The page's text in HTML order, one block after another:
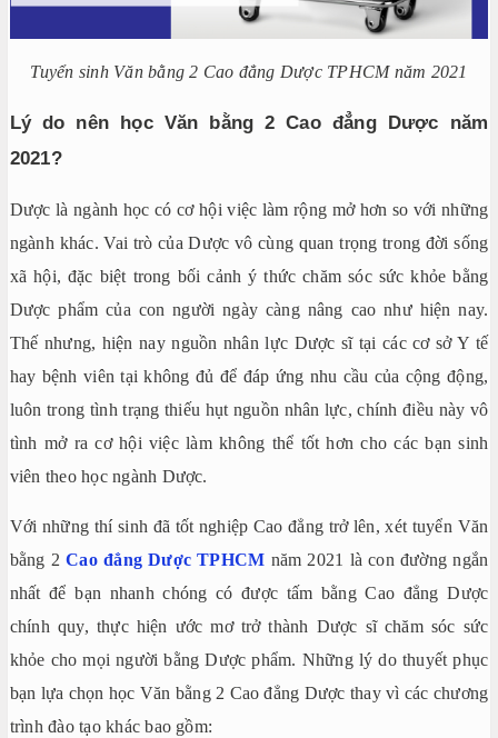
Tuyển sinh Văn bằng 2 Cao đẳng Dược TPHCM năm 2021
Lý do nên học Văn bằng 2 Cao đẳng Dược năm
2021?
Dược là ngành học có cơ hội việc làm rộng mở hơn so với những
ngành khác. Vai trò của Dược vô cùng quan trọng trong đời sống
xã hội, đặc biệt trong bối cảnh ý thức chăm sóc sức khỏe bằng
Dược phẩm của con người ngày càng nâng cao như hiện nay.
Thế nhưng, hiện nay nguồn nhân lực Dược sĩ tại các cơ sở Y tế
hay bệnh viên tại không đủ để đáp ứng nhu cầu của cộng động,
luôn trong tình trạng thiếu hụt nguồn nhân lực, chính điều này vô
tình mở ra cơ hội việc làm không thể tốt hơn cho các bạn sinh
viên theo học ngành Dược.
Với những thí sinh đã tốt nghiệp Cao đẳng trở lên, xét tuyển Văn
bằng 2Cao đẳng Dược TPHCM năm 2021 là con đường ngắn
nhất để bạn nhanh chóng có được tấm bằng Cao đẳng Dược
chính quy, thực hiện ước mơ trở thành Dược sĩ chăm sóc sức
khỏe cho mọi người bằng Dược phẩm. Những lý do thuyết phục
bạn lựa chọn học Văn bằng 2 Cao đẳng Dược thay vì các chương
trình đào tạo khác bao gồm: